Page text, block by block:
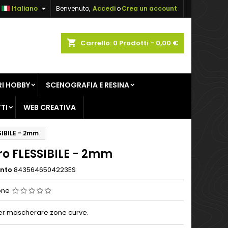
Benvenuto, AccedioCrea un account
Italiano 
shopping_cart Carrello: 0 Prodotti - 0,00 €
HOBBY SCENOGRAFIA E RESINA
WEB CREATIVA
- 2mm
FLESSIBILE - 2mm
8435646504223ES
mascherare zone curve.